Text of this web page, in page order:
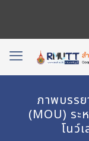
ภาพบรร
(MOU) ระ
โนว์